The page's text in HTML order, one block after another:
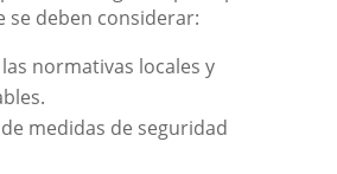
se deben considerar:
normativas locales y
medidas de seguridad